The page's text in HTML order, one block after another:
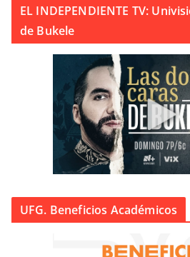
EL INDEPENDIENTE TV:
de Bukele
UFG. Beneficios Académicos